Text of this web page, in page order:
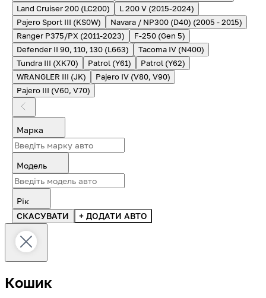
Land Cruiser 200 (LC200)
L 200 V (2015-2024)
Pajero Sport III (KS0W)
Navara / NP300 (D40) (2005 - 2015)
Ranger P375/PX (2011-2023)
F-250 (Gen 5)
Defender II 90, 110, 130 (L663)
Tacoma IV (N400)
Tundra III (XK70)
Patrol (Y61)
Patrol (Y62)
WRANGLER III (JK)
Pajero IV (V80, V90)
Pajero III (V60, V70)
Марка
Модель
Рік
СКАСУВАТИ
+ ДОДАТИ АВТО
Кошик